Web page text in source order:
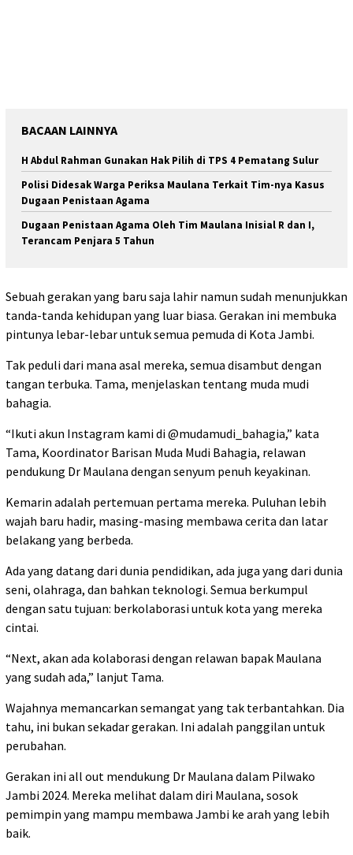
BACAAN LAINNYA
H Abdul Rahman Gunakan Hak Pilih di TPS 4 Pematang Sulur
Polisi Didesak Warga Periksa Maulana Terkait Tim-nya Kasus
Dugaan Penistaan Agama
Dugaan Penistaan Agama Oleh Tim Maulana Inisial R dan I,
Terancam Penjara 5 Tahun
Sebuah gerakan yang baru saja lahir namun sudah menunjukkan
tanda-tanda kehidupan yang luar biasa. Gerakan ini membuka
pintunya lebar-lebar untuk semua pemuda di Kota Jambi.
Tak peduli dari mana asal mereka, semua disambut dengan
tangan terbuka. Tama, menjelaskan tentang muda mudi
bahagia.
“Ikuti akun Instagram kami di @mudamudi_bahagia,” kata
Tama, Koordinator Barisan Muda Mudi Bahagia, relawan
pendukung Dr Maulana dengan senyum penuh keyakinan.
Kemarin adalah pertemuan pertama mereka. Puluhan lebih
wajah baru hadir, masing-masing membawa cerita dan latar
belakang yang berbeda.
Ada yang datang dari dunia pendidikan, ada juga yang dari dunia
seni, olahraga, dan bahkan teknologi. Semua berkumpul
dengan satu tujuan: berkolaborasi untuk kota yang mereka
cintai.
“Next, akan ada kolaborasi dengan relawan bapak Maulana
yang sudah ada,” lanjut Tama.
Wajahnya memancarkan semangat yang tak terbantahkan. Dia
tahu, ini bukan sekadar gerakan. Ini adalah panggilan untuk
perubahan.
Gerakan ini all out mendukung Dr Maulana dalam Pilwako
Jambi 2024. Mereka melihat dalam diri Maulana, sosok
pemimpin yang mampu membawa Jambi ke arah yang lebih
baik.